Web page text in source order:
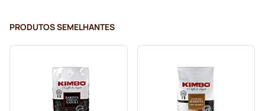
Grãos de café L’OR Grãos de café Segafredo
Grãos de café Merrild Grãos de café Garibaldi
Grãos de café Tonino Lamborghini
PRODUTOS SEMELHANTES